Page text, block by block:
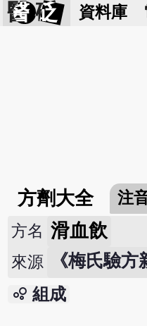
醫 砭 資料庫
方劑大全 注
方名 滑血飲
來源 《梅氏驗
bubble_chart 組成